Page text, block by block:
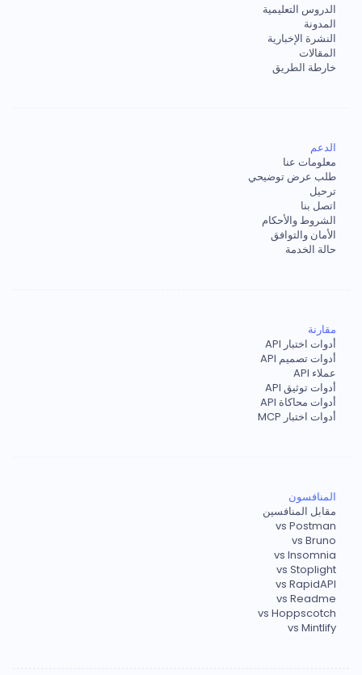
الدروس التعليمية
المدونة
النشرة الإخبارية
المقالات
خارطة الطريق
الدعم
معلومات عنا
طلب عرض توضيحي
ترحيل
اتصل بنا
الشروط والأحكام
الأمان والتوافق
حالة الخدمة
مقارنة
أدوات اختبار API
أدوات تصميم API
عملاء API
أدوات توثيق API
أدوات محاكاة API
أدوات اختبار MCP
المنافسون
مقابل المنافسين
vs Postman
vs Bruno
vs Insomnia
vs Stoplight
vs RapidAPI
vs Readme
vs Hoppscotch
vs Mintlify